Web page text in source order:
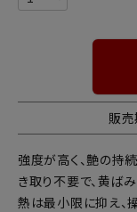
販
強度が高く、艶の持
き取り不要で、黄ば
熱は最小限に抑え、